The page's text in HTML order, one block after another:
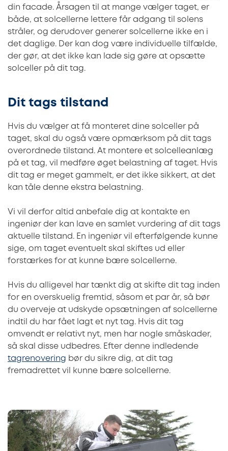
din facade. Årsagen til at mange vælger taget, er
både, at solcellerne lettere får adgang til solens
stråler, og derudover generer solcellerne ikke en i
det daglige. Der kan dog være individuelle tilfælde,
der gør, at det ikke kan lade sig gøre at opsætte
solceller på dit tag.
Dit tags tilstand
Hvis du vælger at få monteret dine solceller på
taget, skal du også være opmærksom på dit tags
overordnede tilstand. At montere et solcelleanlæg
på et tag, vil medføre øget belastning af taget. Hvis
dit tag er meget gammelt, er det ikke sikkert, at det
kan tåle denne ekstra belastning.
Vi vil derfor altid anbefale dig at kontakte en
ingeniør der kan lave en samlet vurdering af dit tags
aktuelle tilstand. En ingeniør vil efterfølgende kunne
sige, om taget eventuelt skal skiftes ud eller
forstærkes for at kunne bære solcellerne.
Hvis du alligevel har tænkt dig at skifte dit tag inden
for en overskuelig fremtid, såsom et par år, så bør
du overveje at udskyde opsætningen af solcellerne
indtil du har fået lagt et nyt tag. Hvis dit tag
omvendt er relativt nyt, men har nogle småskader,
så skal disse udbedres. Efter denne indledende
tagrenovering bør du sikre dig, at dit tag
fremadrettet vil kunne bære solcellerne.